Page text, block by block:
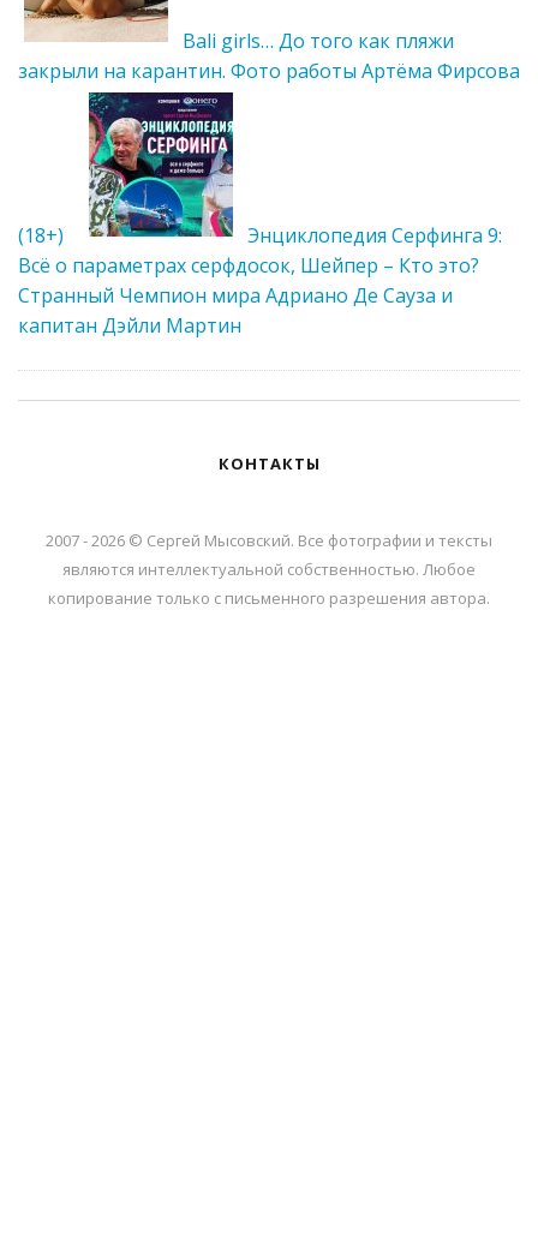
Bali girls… До того как пляжи
закрыли на карантин. Фото работы Артёма Фирсова
(18+)
Энциклопедия Cерфинга 9:
Всё о параметрах серфдосок, Шейпер – Кто это?
Странный Чемпион мира Адриано Де Сауза и
капитан Дэйли Мартин
КОНТАКТЫ
2007 - 2026 © Сергей Мысовский. Все фотографии и тексты
являются интеллектуальной собственностью. Любое
копирование только с письменного разрешения автора.